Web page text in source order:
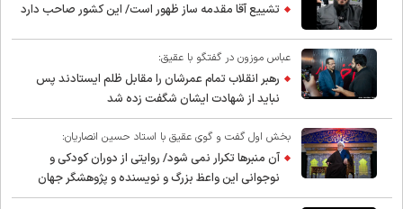
تشییع آقا مقدمه ساز ظهور است/ این کشور صاحب دارد
عباس موزون در گفتگو با عقیق:
رهبر انقلاب تمام عمرشان را مقابل ظلم ایستادند پس
نباید از شهادت ایشان شگفت زده شد
بخش اول گفت و گوی عقیق با استاد حسین انصاریان:
آن منبرها تکرار نمی شود/ روایتی از دوران کودکی و
نوجوانی این واعظ بزرگ و نویسنده و پژوهشگر جهان
اسلام